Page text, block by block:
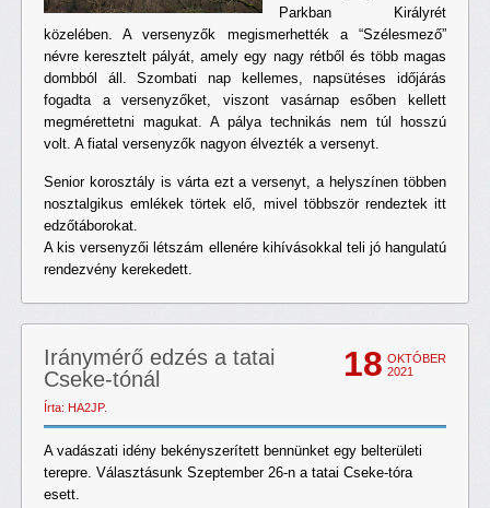
Parkban Királyrét
közelében. A versenyzők megismerhették a “Szélesmező”
névre keresztelt pályát, amely egy nagy rétből és több magas
dombból áll. Szombati nap kellemes, napsütéses időjárás
fogadta a versenyzőket, viszont vasárnap esőben kellett
megmérettetni magukat. A pálya technikás nem túl hosszú
volt. A fiatal versenyzők nagyon élvezték a versenyt.
Senior korosztály is várta ezt a versenyt, a helyszínen többen
nosztalgikus emlékek törtek elő, mivel többször rendeztek itt
edzőtáborokat.
A kis versenyzői létszám ellenére kihívásokkal teli jó hangulatú
rendezvény kerekedett.
18 OKTÓBER
2021
Iránymérő edzés a tatai
Cseke-tónál
Írta: HA2JP.
A vadászati idény bekényszerített bennünket egy belterületi
terepre. Választásunk Szeptember 26-n a tatai Cseke-tóra
esett.